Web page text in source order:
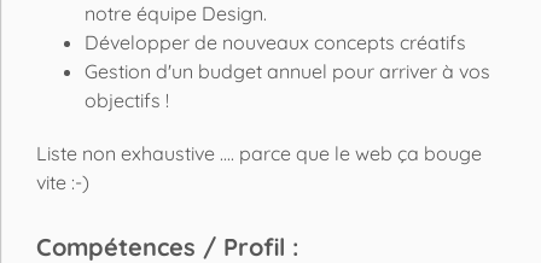
notre équipe Design.
Développer de nouveaux concepts créatifs
Gestion d'un budget annuel pour arriver à vos
objectifs !
Liste non exhaustive .... parce que le web ça bouge
vite :-)
Compétences / Profil :